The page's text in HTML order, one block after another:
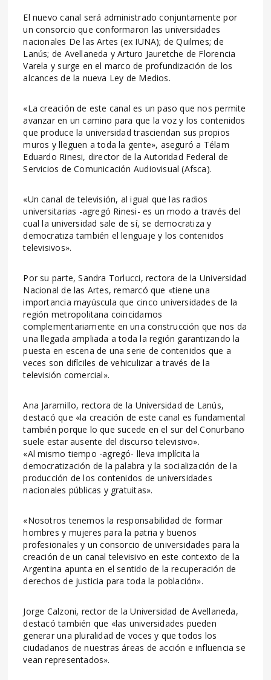
El nuevo canal será administrado conjuntamente por
un consorcio que conformaron las universidades
nacionales De las Artes (ex IUNA); de Quilmes; de
Lanús; de Avellaneda y Arturo Jauretche de Florencia
Varela y surge en el marco de profundización de los
alcances de la nueva Ley de Medios.
«La creación de este canal es un paso que nos permite
avanzar en un camino para que la voz y los contenidos
que produce la universidad trasciendan sus propios
muros y lleguen a toda la gente», aseguró a Télam
Eduardo Rinesi, director de la Autoridad Federal de
Servicios de Comunicación Audiovisual (Afsca).
«Un canal de televisión, al igual que las radios
universitarias -agregó Rinesi- es un modo a través del
cual la universidad sale de sí, se democratiza y
democratiza también el lenguaje y los contenidos
televisivos».
Por su parte, Sandra Torlucci, rectora de la Universidad
Nacional de las Artes, remarcó que «tiene una
importancia mayúscula que cinco universidades de la
región metropolitana coincidamos
complementariamente en una construcción que nos da
una llegada ampliada a toda la región garantizando la
puesta en escena de una serie de contenidos que a
veces son difíciles de vehiculizar a través de la
televisión comercial».
Ana Jaramillo, rectora de la Universidad de Lanús,
destacó que «la creación de este canal es fundamental
también porque lo que sucede en el sur del Conurbano
suele estar ausente del discurso televisivo».
«Al mismo tiempo -agregó- lleva implícita la
democratización de la palabra y la socialización de la
producción de los contenidos de universidades
nacionales públicas y gratuitas».
«Nosotros tenemos la responsabilidad de formar
hombres y mujeres para la patria y buenos
profesionales y un consorcio de universidades para la
creación de un canal televisivo en este contexto de la
Argentina apunta en el sentido de la recuperación de
derechos de justicia para toda la población».
Jorge Calzoni, rector de la Universidad de Avellaneda,
destacó también que «las universidades pueden
generar una pluralidad de voces y que todos los
ciudadanos de nuestras áreas de acción e influencia se
vean representados».